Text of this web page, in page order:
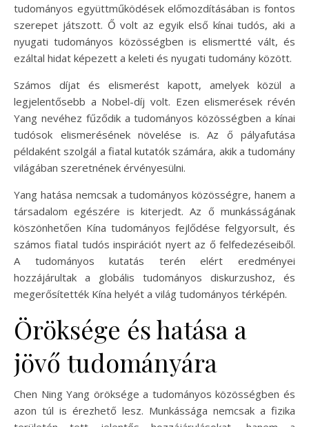
tudományos együttműködések előmozdításában is fontos
szerepet játszott. Ő volt az egyik első kínai tudós, aki a
nyugati tudományos közösségben is elismertté vált, és
ezáltal hidat képezett a keleti és nyugati tudomány között.
Számos díjat és elismerést kapott, amelyek közül a
legjelentősebb a Nobel-díj volt. Ezen elismerések révén
Yang nevéhez fűződik a tudományos közösségben a kínai
tudósok elismerésének növelése is. Az ő pályafutása
példaként szolgál a fiatal kutatók számára, akik a tudomány
világában szeretnének érvényesülni.
Yang hatása nemcsak a tudományos közösségre, hanem a
társadalom egészére is kiterjedt. Az ő munkásságának
köszönhetően Kína tudományos fejlődése felgyorsult, és
számos fiatal tudós inspirációt nyert az ő felfedezéseiből.
A tudományos kutatás terén elért eredményei
hozzájárultak a globális tudományos diskurzushoz, és
megerősítették Kína helyét a világ tudományos térképén.
Öröksége és hatása a
jövő tudományára
Chen Ning Yang öröksége a tudományos közösségben és
azon túl is érezhető lesz. Munkássága nemcsak a fizika